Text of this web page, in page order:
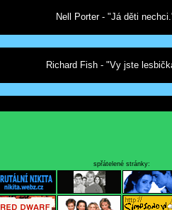
Nell Porter - "Já děti
Richard Fish - "Vy jste
spřátelené stránky: